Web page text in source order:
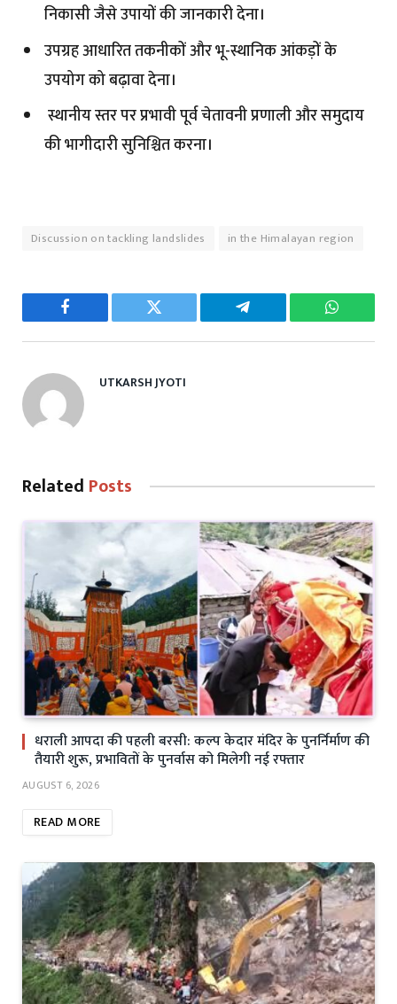
निकासी जैसे उपायों की जानकारी देना।
उपग्रह आधारित तकनीकों और भू-स्थानिक आंकड़ों के
उपयोग को बढ़ावा देना।
स्थानीय स्तर पर प्रभावी पूर्व चेतावनी प्रणाली और समुदाय
की भागीदारी सुनिश्चित करना।
Discussion on tackling landslides in the Himalayan region
Facebook Twitter Telegram
UTKARSH JYOTI
Related Posts
धराली आपदा की पहली बरसी: कल्प केदार मंदिर के पुनर्निर्माण की
तैयारी शुरू, प्रभावितों के पुनर्वास को मिलेगी नई रफ्तार
AUGUST 6, 2026
READ MORE